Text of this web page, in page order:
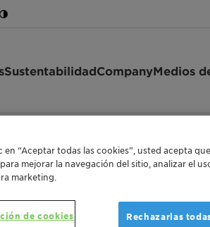
SustentabilidadCompanyMedios
en “Aceptar todas las cookies”, usted acepta
mejorar la navegación del sitio, analizar el
marketing.
de cookies Rechazarlas